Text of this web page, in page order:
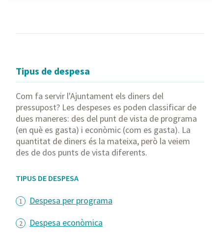
Tipus de despesa
Com fa servir l'Ajuntament els diners del
pressupost? Les despeses es poden classificar de
dues maneres: des del punt de vista de programa
(en què es gasta) i econòmic (com es gasta). La
quantitat de diners és la mateixa, però la veiem
des de dos punts de vista diferents.
TIPUS DE DESPESA
Despesa per programa
Despesa econòmica